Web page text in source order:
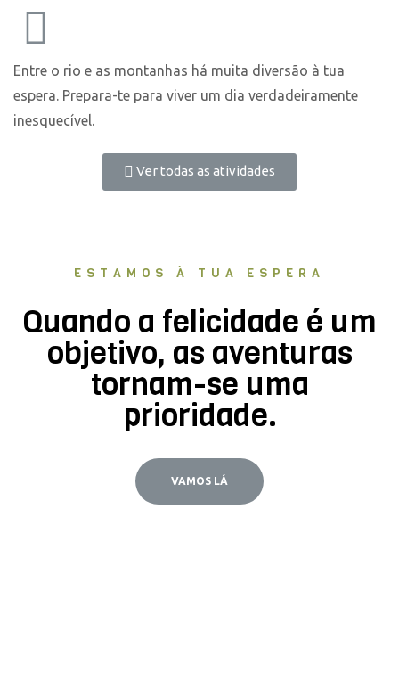
Entre o rio e as montanhas há muita diversão à tua
espera. Prepara-te para viver um dia verdadeiramente
inesquecível.
Ver todas as atividades
ESTAMOS À TUA ESPERA
Quando a felicidade é um
objetivo, as aventuras
tornam-se uma
prioridade.
VAMOS LÁ